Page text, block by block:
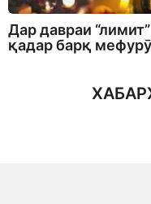
Дар давраи
қадар барқ